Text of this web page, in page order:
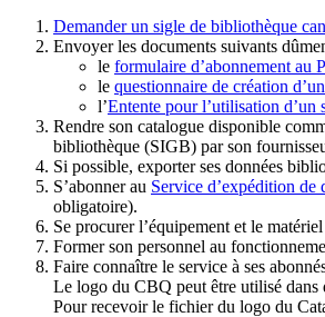
Demander un sigle de bibliothèque
Envoyer les documents suivants
le formulaire d’abonnement au
le questionnaire de création
l’Entente pour l’utilisation d’un
Rendre son catalogue disponible
bibliothèque (SIGB) par son
Si possible, exporter ses données
S’abonner au Service d’expédition de
obligatoire).
Se procurer l’équipement et le
Former son personnel au
Faire connaître le service à ses
Le logo du CBQ peut être utilisé dans
Pour recevoir le fichier du logo du